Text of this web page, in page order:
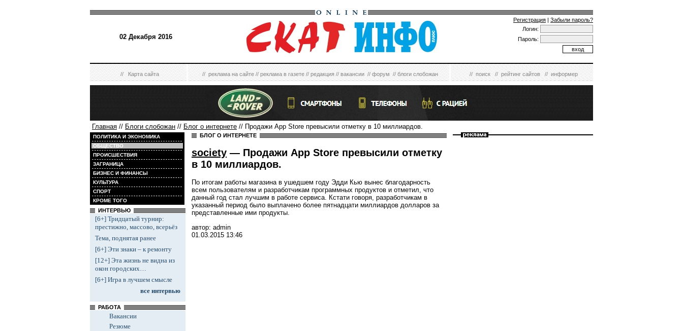
02 Декабря 2016
Регистрация | Забыли пароль?
Логин:
Пароль:
//Карта сайта //реклама на сайте//реклама в газете//редакция//вакансии//форум//блоги слобожан //поиск//рейтинг сайтов//информер
Главная // Блоги слобожан // Блог о интернете // Продажи App Store превысили отметку в 10 миллиардов.
ПОЛИТИКА И ЭКОНОМИКА
ОБЩЕСТВО
ПРОИСШЕСТВИЯ
ЗАГРАНИЦА
БИЗНЕС И ФИНАНСЫ
КУЛЬТУРА
СПОРТ
КРОМЕ ТОГО
ИНТЕРВЬЮ
[6+] Тридцатый турнир:
престижно, массово, всерьёз
Тема, поднятая ранее
[6+] Эти знаки – к ремонту
[12+] Эта жизнь не видна из
окон городских…
[6+] Игра в лучшем смысле
все интервью
РАБОТА
Вакансии
Резюме
БЛОГ О ИНТЕРНЕТЕ
society — Продажи App Store превысили отметку
в 10 миллиардов.
По итогам работы магазина в ушедшем году Эдди Кью вынес благодарность
всем пользователям и разработчикам программных продуктов и отметил, что
данный год стал лучшим в работе сервиса. Кстати говоря, разработчикам в
указанный период было выплачено более пятнадцати миллиардов долларов за
представленные ими продукты.
автор: admin
01.03.2015 13:46